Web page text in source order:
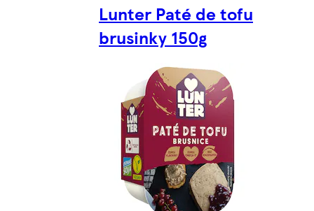
Lunter Paté de tofu
brusinky 150g